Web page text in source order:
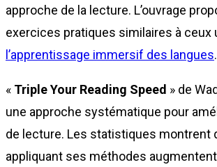
approche de la lecture. L’ouvrage
exercices pratiques similaires à ceux
l’apprentissage immersif des langues.
« Triple Your Reading Speed » de
une approche systématique pour
de lecture. Les statistiques montrent
appliquant ses méthodes